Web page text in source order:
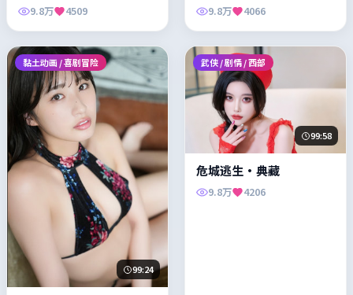
9.8万 4509 9.8万 4066
黏土动画 / 喜剧冒险
99:24
武侠 / 剧情 / 西部
99:58
危城逃生·典藏
9.8万 4206